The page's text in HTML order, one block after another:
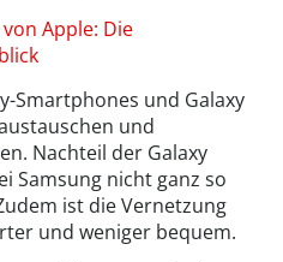
Apple: Die
Smartphones und Galaxy
und
Nachteil der Galaxy
Samsung nicht ganz so
ist die Vernetzung
und weniger bequem.